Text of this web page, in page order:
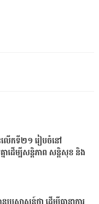
នលើកទី២១ រៀបចំនៅ
ាដើម្បីសន្តិភាព សន្តិសុខ និង